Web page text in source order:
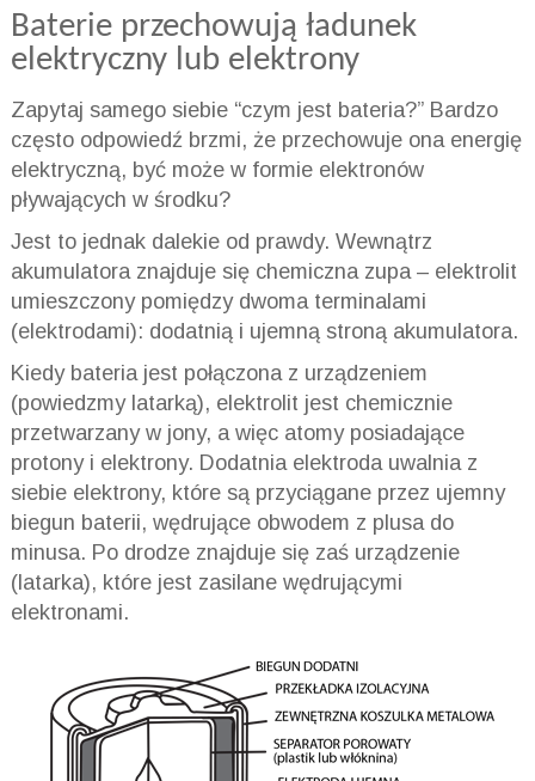
Baterie przechowują ładunek
elektryczny lub elektrony
Zapytaj samego siebie “czym jest bateria?” Bardzo
często odpowiedź brzmi, że przechowuje ona energię
elektryczną, być może w formie elektronów
pływających w środku?
Jest to jednak dalekie od prawdy. Wewnątrz
akumulatora znajduje się chemiczna zupa – elektrolit
umieszczony pomiędzy dwoma terminalami
(elektrodami): dodatnią i ujemną stroną akumulatora.
Kiedy bateria jest połączona z urządzeniem
(powiedzmy latarką), elektrolit jest chemicznie
przetwarzany w jony, a więc atomy posiadające
protony i elektrony. Dodatnia elektroda uwalnia z
siebie elektrony, które są przyciągane przez ujemny
biegun baterii, wędrujące obwodem z plusa do
minusa. Po drodze znajduje się zaś urządzenie
(latarka), które jest zasilane wędrującymi
elektronami.